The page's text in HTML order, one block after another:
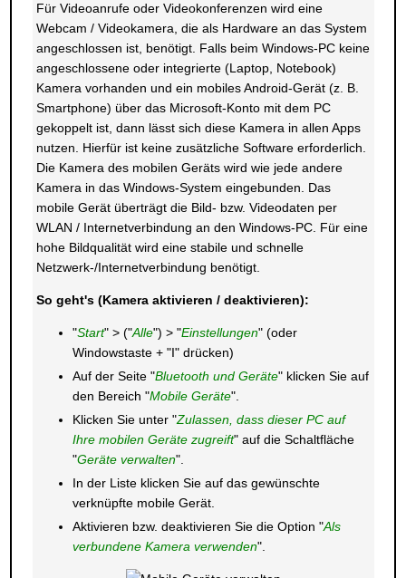
Für Videoanrufe oder Videokonferenzen wird eine
Webcam / Videokamera, die als Hardware an das System
angeschlossen ist, benötigt. Falls beim Windows-PC keine
angeschlossene oder integrierte (Laptop, Notebook)
Kamera vorhanden und ein mobiles Android-Gerät (z. B.
Smartphone) über das Microsoft-Konto mit dem PC
gekoppelt ist, dann lässt sich diese Kamera in allen Apps
nutzen. Hierfür ist keine zusätzliche Software erforderlich.
Die Kamera des mobilen Geräts wird wie jede andere
Kamera in das Windows-System eingebunden. Das
mobile Gerät überträgt die Bild- bzw. Videodaten per
WLAN / Internetverbindung an den Windows-PC. Für eine
hohe Bildqualität wird eine stabile und schnelle
Netzwerk-/Internetverbindung benötigt.
So geht's (Kamera aktivieren / deaktivieren):
"Start" > ("Alle") > "Einstellungen" (oder
Windowstaste + "I" drücken)
Auf der Seite "Bluetooth und Geräte" klicken Sie auf
den Bereich "Mobile Geräte".
Klicken Sie unter "Zulassen, dass dieser PC auf
Ihre mobilen Geräte zugreift" auf die Schaltfläche
"Geräte verwalten".
In der Liste klicken Sie auf das gewünschte
verknüpfte mobile Gerät.
Aktivieren bzw. deaktivieren Sie die Option "Als
verbundene Kamera verwenden".